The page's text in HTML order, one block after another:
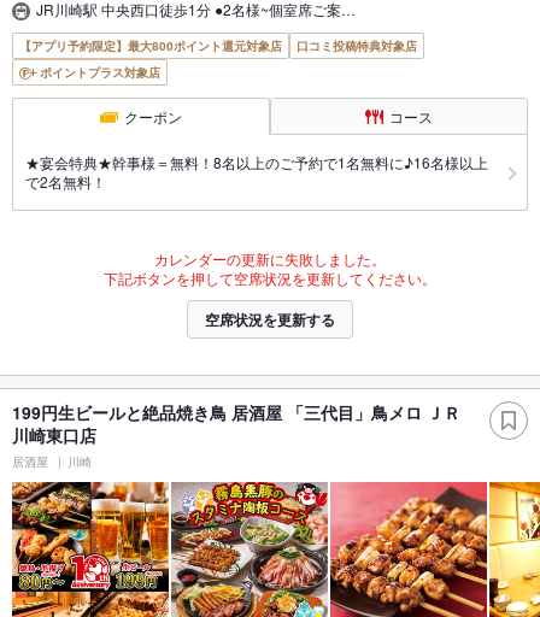
JR川崎駅 中央西口徒歩1分 ●2名様~個室席ご案…
【アプリ予約限定】最大800ポイント還元対象店
口コミ投稿特典対象店
ポイントプラス対象店
クーポン コース
★宴会特典★幹事様＝無料！8名以上のご予約で1名無料に♪16名様以上
で2名無料！
カレンダーの更新に失敗しました。
下記ボタンを押して空席状況を更新してください。
空席状況を更新する
199円生ビールと絶品焼き鳥 居酒屋 「三代目」鳥メロ ＪＲ
川崎東口店
居酒屋 川崎